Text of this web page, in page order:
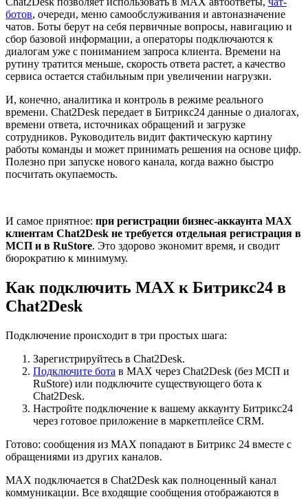
ботов, очереди, меню самообслуживания и автоназначение
чатов. Боты берут на себя первичные вопросы, навигацию и
сбор базовой информации, а операторы подключаются к
диалогам уже с пониманием запроса клиента. Времени на
рутину тратится меньше, скорость ответа растет, а качество
сервиса остается стабильным при увеличении нагрузки.
И, конечно, аналитика и контроль в режиме реального
времени. Chat2Desk передает в Битрикс24 данные о диалогах,
времени ответа, источниках обращений и загрузке
сотрудников. Руководитель видит фактическую картину
работы команды и может принимать решения на основе цифр.
Полезно при запуске нового канала, когда важно быстро
посчитать окупаемость.
И самое приятное: при регистрации бизнес-аккаунта MAX
клиентам Chat2Desk не требуется отдельная регистрация в
МСП и в RuStore. Это здорово экономит время, и сводит
бюрократию к минимуму.
Как подключить MAX к Битрикс24 в
Chat2Desk
Подключение происходит в три простых шага:
Зарегистрируйтесь в Chat2Desk.
Подключите бота в MAX через Chat2Desk (без МСП и
RuStore) или подключите существующего бота к
Chat2Desk.
Настройте подключение к вашему аккаунту Битрикс24
через готовое приложение в маркетплейсе CRM.
Готово: сообщения из MAX попадают в Битрикс 24 вместе с
обращениями из других каналов.
MAX подключается в Chat2Desk как полноценный канал
коммуникации. Все входящие сообщения отображаются в